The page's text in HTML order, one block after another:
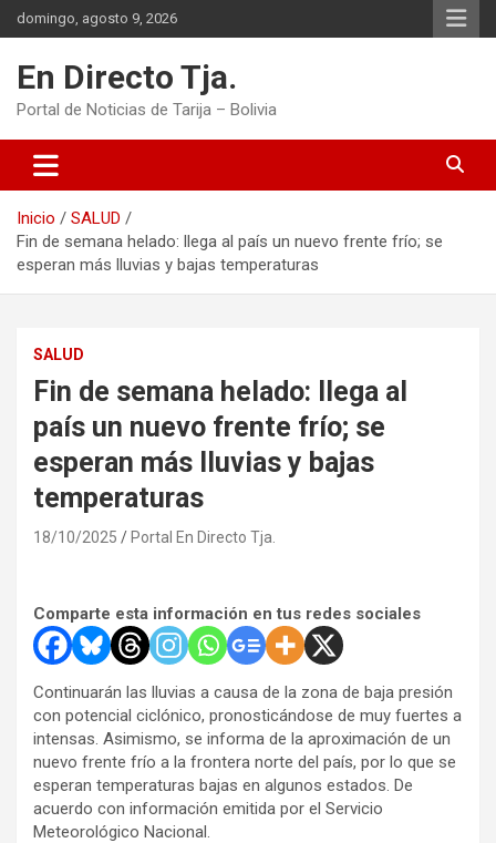
Saltar
al
domingo, agosto 9, 2026
En Directo Tja.
Portal de Noticias de Tarija – Bolivia
Inicio
SALUD
Fin de semana helado: llega al país un nuevo frente frío; se
esperan más lluvias y bajas temperaturas
SALUD
Fin de semana helado: llega al
país un nuevo frente frío; se
esperan más lluvias y bajas
temperaturas
18/10/2025 Portal En Directo Tja.
Comparte esta información en tus redes sociales
Continuarán las lluvias a causa de la zona de baja presión
con potencial ciclónico, pronosticándose de muy fuertes a
intensas. Asimismo, se informa de la aproximación de un
nuevo frente frío a la frontera norte del país, por lo que se
esperan temperaturas bajas en algunos estados. De
acuerdo con información emitida por el Servicio
Meteorológico Nacional.